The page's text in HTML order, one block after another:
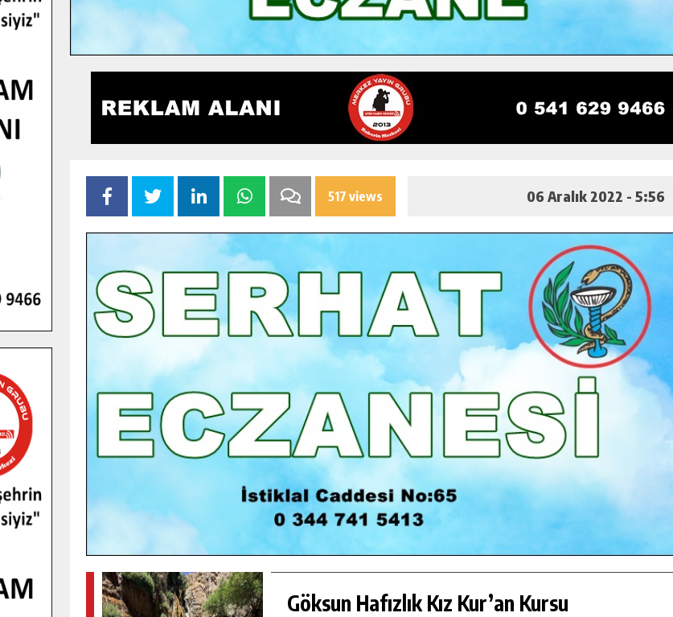
517 views 06 Aralık 2022 - 5:56
Göksun Hafızlık Kız Kur’an Kursu
GÜNLÜK HABER AKIŞI
GENÇLER PUSULA MARAŞ KAMPINDA
YENI MEDYA VE FOTOĞRAFÇILIĞI
GÜNLÜK HABER AKIŞI
GÖKSUN HAFIZLIK KIZ KUR’AN KURSU